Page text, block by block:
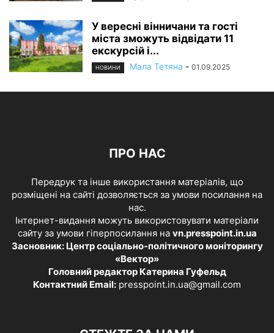
У вересні вінничани та гості
міста зможуть відвідати 11
екскурсій і...
НОВИНИ Мала Тетяна - 01.09.2025
ПРО НАС
Передрук та інше використання матеріалів, що
розміщені на сайті дозволяється за умови посилання на
нас.
Інтернет-видання можуть використовувати матеріали
сайту за умови гіперпосилання на vn.presspoint.in.ua
Засновник: Центр соціально-політичного моніторингу
«Вектор»
Головний редактор Катерина Гуфельд
Контактний Email: presspoint.in.ua@gmail.com